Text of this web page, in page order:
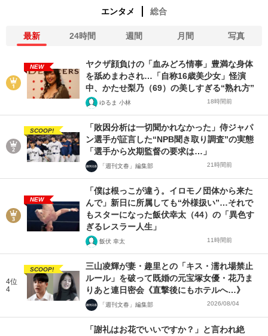
エンタメ 総合
最新 24時間 週間 月間 写真
NEW
ヤクザ顔負けの「血みどろ情事」豊満な身体
を舐めまわされ…「自称16歳美少女」怪演
中、かたせ梨乃（69）の美しすぎる“熟れ方”
ゆるま 小林 18時間前
SCOOP!
「敗因分析は一切聞かれなかった」侍ジャパ
ン選手が証言した“NPB聞き取り調査”の実態
「選手から次期監督の要求は…」
「週刊文春」編集部 21時間前
NEW
「僕は根っこが違う。イロモノ団体から来た
んで」新日に所属しても“外様扱い”…それで
もスターになった飯伏幸太（44）の「異色す
ぎるレスラー人生」
飯伏 幸太 11時間前
4位
4
SCOOP!
三山凌輝が妻・趣里との「キス・濡れ場禁止
ルール」を破って既婚の元宝塚女優・花乃ま
りあと連日密会《直撃後にもホテルへ…》
「週刊文春」編集部 2026/08/04
「謝礼はお花でいいですか？」と言われ絶